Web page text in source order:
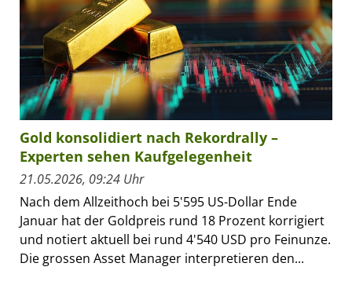
Gold konsolidiert nach Rekordrally –
Experten sehen Kaufgelegenheit
21.05.2026, 09:24 Uhr
Nach dem Allzeithoch bei 5'595 US-Dollar Ende
Januar hat der Goldpreis rund 18 Prozent korrigiert
und notiert aktuell bei rund 4'540 USD pro Feinunze.
Die grossen Asset Manager interpretieren den...